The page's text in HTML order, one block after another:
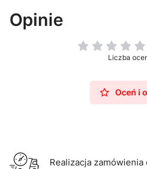
Opinie
Liczba
Oceń i
Realizacja